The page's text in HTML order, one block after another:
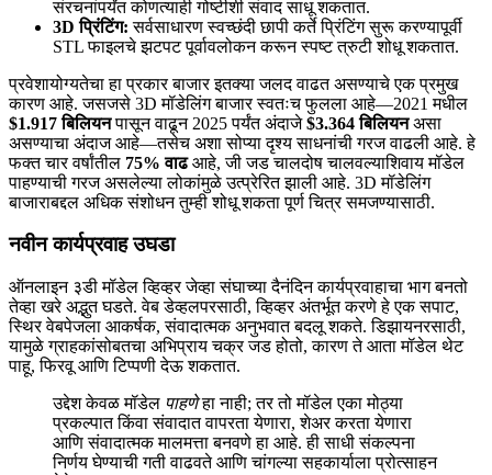
संरचनांपर्यंत कोणत्याही गोष्टीशी संवाद साधू शकतात.
3D प्रिंटिंग: सर्वसाधारण स्वच्छंदी छापी कर्ते प्रिंटिंग सुरू करण्यापूर्वी
STL फाइलचे झटपट पूर्वावलोकन करून स्पष्ट त्रुटी शोधू शकतात.
प्रवेशायोग्यतेचा हा प्रकार बाजार इतक्या जलद वाढत असण्याचे एक प्रमुख
कारण आहे. जसजसे 3D मॉडेलिंग बाजार स्वतःच फुलला आहे—2021 मधील
$1.917 बिलियनपासून वाढून 2025 पर्यंत अंदाजे$3.364 बिलियनअसा
असण्याचा अंदाज आहे—तसेच अशा सोप्या दृश्य साधनांची गरज वाढली आहे. हे
फक्त चार वर्षांतील 75% वाढआहे, जी जड चालदोष चालवल्याशिवाय मॉडेल
पाहण्याची गरज असलेल्या लोकांमुळे उत्प्रेरित झाली आहे. 3D मॉडेलिंग
बाजाराबद्दल अधिक संशोधन तुम्ही शोधू शकता पूर्ण चित्र समजण्यासाठी.
नवीन कार्यप्रवाह उघडा
ऑनलाइन ३डी मॉडेल व्हिव्हर जेव्हा संघाच्या दैनंदिन कार्यप्रवाहाचा भाग बनतो
तेव्हा खरे अद्भुत घडते. वेब डेव्हलपरसाठी, व्हिव्हर अंतर्भूत करणे हे एक सपाट,
स्थिर वेबपेजला आकर्षक, संवादात्मक अनुभवात बदलू शकते. डिझायनरसाठी,
यामुळे ग्राहकांसोबतचा अभिप्राय चक्र जड होतो, कारण ते आता मॉडेल थेट
पाहू, फिरवू आणि टिप्पणी देऊ शकतात.
उद्देश केवळ मॉडेल पाहणेहा नाही; तर तो मॉडेल एका मोठ्या
प्रकल्पात किंवा संवादात वापरता येणारा, शेअर करता येणारा
आणि संवादात्मक मालमत्ता बनवणे हा आहे. ही साधी संकल्पना
निर्णय घेण्याची गती वाढवते आणि चांगल्या सहकार्याला प्रोत्साहन